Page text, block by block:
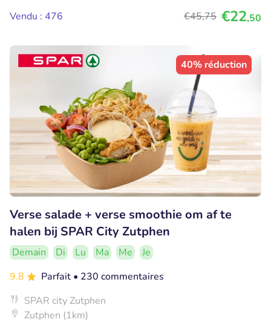
Vendu : 476
€45,75 €22,50
40% réduction
Verse salade + verse smoothie om af te
halen bij SPAR City Zutphen
Demain Di Lu Ma Me
Je
9.8
Parfait • 230 commentaires
SPAR city Zutphen
Zutphen (1km)